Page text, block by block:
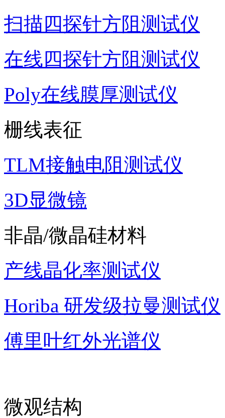
扫描四探针方阻测试仪
在线四探针方阻测试仪
Poly在线膜厚测试仪
栅线表征
TLM接触电阻测试仪
3D显微镜
非晶/微晶硅材料
产线晶化率测试仪
Horiba 研发级拉曼测试仪
傅里叶红外光谱仪
微观结构